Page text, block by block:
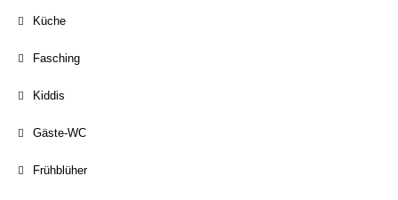
Küche
Fasching
Kiddis
Gäste-WC
Frühblüher